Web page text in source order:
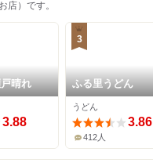
店）です。
晴れ
3.88
3
ふる里うどん
うどん
3.86
412人